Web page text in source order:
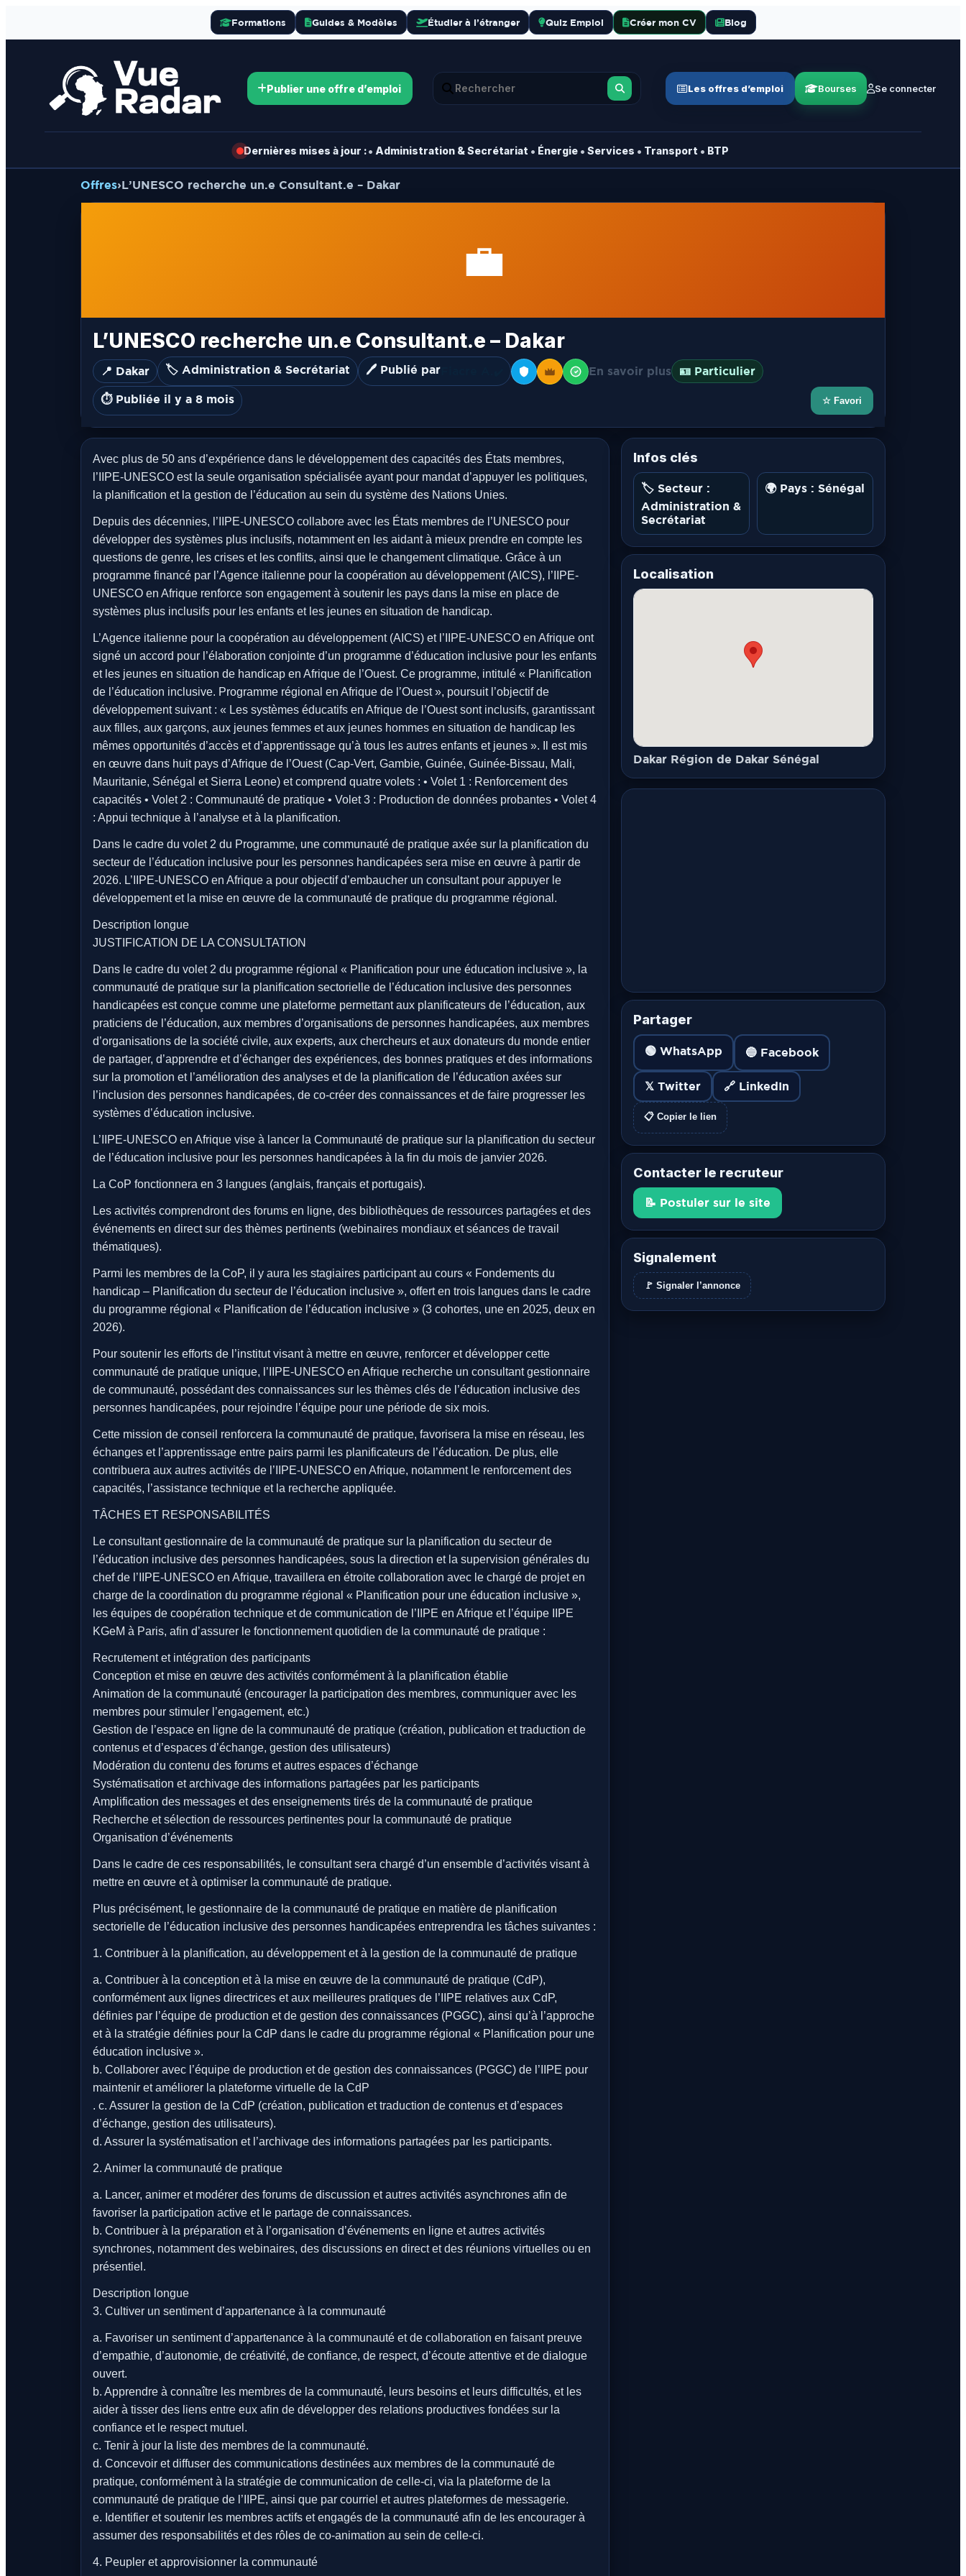
Formations Guides & Modèles Étudier à l’étranger Quiz Emploi Créer mon CV Blog
Publier une offre d’emploi Les offres d’emploi Bourses Se connecter
Dernières mises à jour :• Administration & Secrétariat • Énergie • Services • Transport • BTP
Offres›L’UNESCO recherche un.e Consultant.e – Dakar
💼
L’UNESCO recherche un.e Consultant.e – Dakar
📍 Dakar 🏷️ Administration & Secrétariat 🖊️ Publié par En savoir plus 🪪 Particulier
⏱️ Publiée il y a 8 mois ☆ Favori
Avec plus de 50 ans d’expérience dans le développement des capacités des États membres,
l’IIPE-UNESCO est la seule organisation spécialisée ayant pour mandat d’appuyer les politiques,
la planification et la gestion de l’éducation au sein du système des Nations Unies.
Depuis des décennies, l’IIPE-UNESCO collabore avec les États membres de l’UNESCO pour
développer des systèmes plus inclusifs, notamment en les aidant à mieux prendre en compte les
questions de genre, les crises et les conflits, ainsi que le changement climatique. Grâce à un
programme financé par l’Agence italienne pour la coopération au développement (AICS), l’IIPE-
UNESCO en Afrique renforce son engagement à soutenir les pays dans la mise en place de
systèmes plus inclusifs pour les enfants et les jeunes en situation de handicap.
L’Agence italienne pour la coopération au développement (AICS) et l’IIPE-UNESCO en Afrique ont
signé un accord pour l’élaboration conjointe d’un programme d’éducation inclusive pour les enfants
et les jeunes en situation de handicap en Afrique de l’Ouest. Ce programme, intitulé « Planification
de l’éducation inclusive. Programme régional en Afrique de l’Ouest », poursuit l’objectif de
développement suivant : « Les systèmes éducatifs en Afrique de l’Ouest sont inclusifs, garantissant
aux filles, aux garçons, aux jeunes femmes et aux jeunes hommes en situation de handicap les
mêmes opportunités d’accès et d’apprentissage qu’à tous les autres enfants et jeunes ». Il est mis
en œuvre dans huit pays d’Afrique de l’Ouest (Cap-Vert, Gambie, Guinée, Guinée-Bissau, Mali,
Mauritanie, Sénégal et Sierra Leone) et comprend quatre volets : • Volet 1 : Renforcement des
capacités • Volet 2 : Communauté de pratique • Volet 3 : Production de données probantes • Volet 4
: Appui technique à l’analyse et à la planification.
Dans le cadre du volet 2 du Programme, une communauté de pratique axée sur la planification du
secteur de l’éducation inclusive pour les personnes handicapées sera mise en œuvre à partir de
2026. L’IIPE-UNESCO en Afrique a pour objectif d’embaucher un consultant pour appuyer le
développement et la mise en œuvre de la communauté de pratique du programme régional.
Description longue
JUSTIFICATION DE LA CONSULTATION
Dans le cadre du volet 2 du programme régional « Planification pour une éducation inclusive », la
communauté de pratique sur la planification sectorielle de l’éducation inclusive des personnes
handicapées est conçue comme une plateforme permettant aux planificateurs de l’éducation, aux
praticiens de l’éducation, aux membres d’organisations de personnes handicapées, aux membres
d’organisations de la société civile, aux experts, aux chercheurs et aux donateurs du monde entier
de partager, d’apprendre et d’échanger des expériences, des bonnes pratiques et des informations
sur la promotion et l’amélioration des analyses et de la planification de l’éducation axées sur
l’inclusion des personnes handicapées, de co-créer des connaissances et de faire progresser les
systèmes d’éducation inclusive.
L’IIPE-UNESCO en Afrique vise à lancer la Communauté de pratique sur la planification du secteur
de l’éducation inclusive pour les personnes handicapées à la fin du mois de janvier 2026.
La CoP fonctionnera en 3 langues (anglais, français et portugais).
Les activités comprendront des forums en ligne, des bibliothèques de ressources partagées et des
événements en direct sur des thèmes pertinents (webinaires mondiaux et séances de travail
thématiques).
Parmi les membres de la CoP, il y aura les stagiaires participant au cours « Fondements du
handicap – Planification du secteur de l’éducation inclusive », offert en trois langues dans le cadre
du programme régional « Planification de l’éducation inclusive » (3 cohortes, une en 2025, deux en
2026).
Pour soutenir les efforts de l’institut visant à mettre en œuvre, renforcer et développer cette
communauté de pratique unique, l’IIPE-UNESCO en Afrique recherche un consultant gestionnaire
de communauté, possédant des connaissances sur les thèmes clés de l’éducation inclusive des
personnes handicapées, pour rejoindre l’équipe pour une période de six mois.
Cette mission de conseil renforcera la communauté de pratique, favorisera la mise en réseau, les
échanges et l’apprentissage entre pairs parmi les planificateurs de l’éducation. De plus, elle
contribuera aux autres activités de l’IIPE-UNESCO en Afrique, notamment le renforcement des
capacités, l’assistance technique et la recherche appliquée.
TÂCHES ET RESPONSABILITÉS
Le consultant gestionnaire de la communauté de pratique sur la planification du secteur de
l’éducation inclusive des personnes handicapées, sous la direction et la supervision générales du
chef de l’IIPE-UNESCO en Afrique, travaillera en étroite collaboration avec le chargé de projet en
charge de la coordination du programme régional « Planification pour une éducation inclusive »,
les équipes de coopération technique et de communication de l’IIPE en Afrique et l’équipe IIPE
KGeM à Paris, afin d’assurer le fonctionnement quotidien de la communauté de pratique :
Recrutement et intégration des participants
Conception et mise en œuvre des activités conformément à la planification établie
Animation de la communauté (encourager la participation des membres, communiquer avec les
membres pour stimuler l’engagement, etc.)
Gestion de l’espace en ligne de la communauté de pratique (création, publication et traduction de
contenus et d’espaces d’échange, gestion des utilisateurs)
Modération du contenu des forums et autres espaces d’échange
Systématisation et archivage des informations partagées par les participants
Amplification des messages et des enseignements tirés de la communauté de pratique
Recherche et sélection de ressources pertinentes pour la communauté de pratique
Organisation d’événements
Dans le cadre de ces responsabilités, le consultant sera chargé d’un ensemble d’activités visant à
mettre en œuvre et à optimiser la communauté de pratique.
Plus précisément, le gestionnaire de la communauté de pratique en matière de planification
sectorielle de l’éducation inclusive des personnes handicapées entreprendra les tâches suivantes :
1. Contribuer à la planification, au développement et à la gestion de la communauté de pratique
a. Contribuer à la conception et à la mise en œuvre de la communauté de pratique (CdP),
conformément aux lignes directrices et aux meilleures pratiques de l’IIPE relatives aux CdP,
définies par l’équipe de production et de gestion des connaissances (PGGC), ainsi qu’à l’approche
et à la stratégie définies pour la CdP dans le cadre du programme régional « Planification pour une
éducation inclusive ».
b. Collaborer avec l’équipe de production et de gestion des connaissances (PGGC) de l’IIPE pour
maintenir et améliorer la plateforme virtuelle de la CdP
. c. Assurer la gestion de la CdP (création, publication et traduction de contenus et d’espaces
d’échange, gestion des utilisateurs).
d. Assurer la systématisation et l’archivage des informations partagées par les participants.
2. Animer la communauté de pratique
a. Lancer, animer et modérer des forums de discussion et autres activités asynchrones afin de
favoriser la participation active et le partage de connaissances.
b. Contribuer à la préparation et à l’organisation d’événements en ligne et autres activités
synchrones, notamment des webinaires, des discussions en direct et des réunions virtuelles ou en
présentiel.
Description longue
3. Cultiver un sentiment d’appartenance à la communauté
a. Favoriser un sentiment d’appartenance à la communauté et de collaboration en faisant preuve
d’empathie, d’autonomie, de créativité, de confiance, de respect, d’écoute attentive et de dialogue
ouvert.
b. Apprendre à connaître les membres de la communauté, leurs besoins et leurs difficultés, et les
aider à tisser des liens entre eux afin de développer des relations productives fondées sur la
confiance et le respect mutuel.
c. Tenir à jour la liste des membres de la communauté.
d. Concevoir et diffuser des communications destinées aux membres de la communauté de
pratique, conformément à la stratégie de communication de celle-ci, via la plateforme de la
communauté de pratique de l’IIPE, ainsi que par courriel et autres plateformes de messagerie.
e. Identifier et soutenir les membres actifs et engagés de la communauté afin de les encourager à
assumer des responsabilités et des rôles de co-animation au sein de celle-ci.
4. Peupler et approvisionner la communauté
Infos clés
🏷️ Secteur :
Administration &
Secrétariat
🌍 Pays : Sénégal
Localisation
Dakar Région de Dakar Sénégal
Partager
🟢 WhatsApp 🔵 Facebook
𝕏 Twitter 🔗 LinkedIn
📋 Copier le lien
Contacter le recruteur
📝 Postuler sur le site
Signalement
🚩 Signaler l’annonce